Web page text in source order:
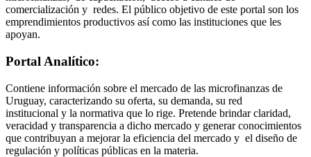
comercialización y redes. El público objetivo de este portal son los
emprendimientos productivos así como las instituciones que les
apoyan.
Portal Analítico:
Contiene información sobre el mercado de las microfinanzas de
Uruguay, caracterizando su oferta, su demanda, su red
institucional y la normativa que lo rige. Pretende brindar claridad,
veracidad y transparencia a dicho mercado y generar conocimientos
que contribuyan a mejorar la eficiencia del mercado y el diseño de
regulación y políticas públicas en la materia.